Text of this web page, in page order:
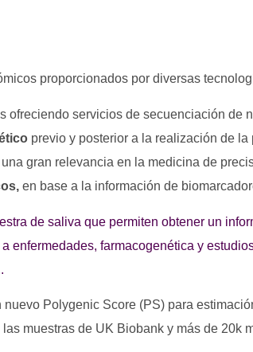
proporcionados por diversas
ofreciendo servicios de secuenciación
previo y posterior a la realización de la
gran relevancia en la medicina de
en base a la información de
de saliva que permiten obtener un
enfermedades, farmacogenética y
Polygenic Score (PS) para
muestras de UK Biobank y más de 20k